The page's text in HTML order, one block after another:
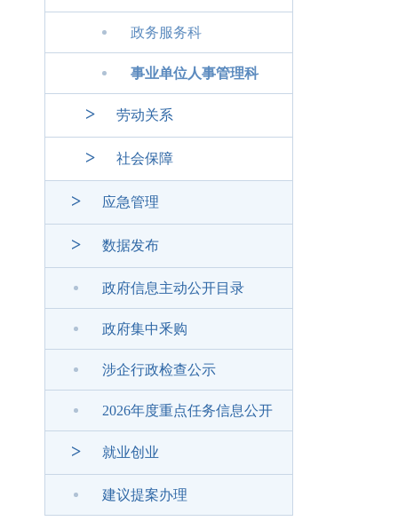
政务服务科
事业单位人事管理科
> 劳动关系
> 社会保障
> 应急管理
> 数据发布
政府信息主动公开目录
政府集中釆购
涉企行政检查公示
2026年度重点任务信息公开
> 就业创业
建议提案办理